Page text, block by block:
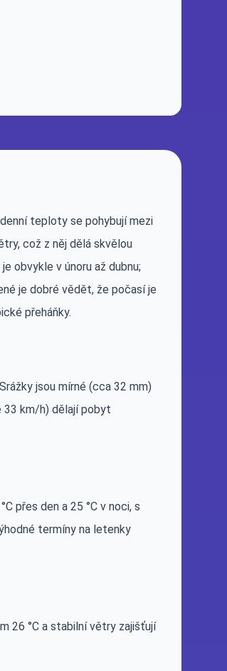
teploty se pohybují mezi
což z něj dělá skvělou
obvykle v únoru až dubnu;
je dobré vědět, že počasí je
přeháňky.
jsou mírné (cca 32 mm)
33 km/h) dělají pobyt
přes den a 25 °C v noci, s
termíny na letenky
26 °C a stabilní větry zajišťují